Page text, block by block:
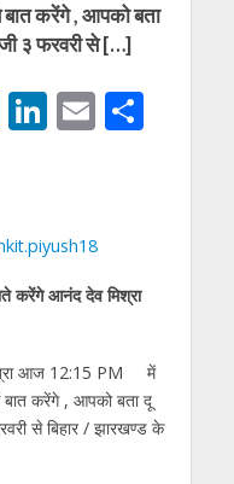
करेंगे , आपको बता
३ फरवरी से […]
e
Li
dI
n
E
l
S
करेंगे आनंद देव मिश्रा
आज 12:15 PM में
करेंगे , आपको बता दू
से बिहार / झारखण्ड के